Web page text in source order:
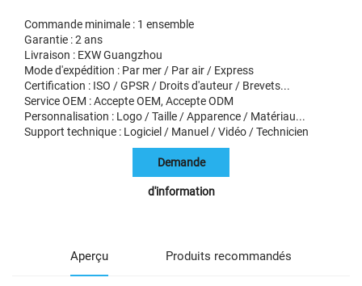
Commande minimale : 1 ensemble
Garantie : 2 ans
Livraison : EXW Guangzhou
Mode d'expédition : Par mer / Par air / Express
Certification : ISO / GPSR / Droits d'auteur / Brevets...
Service OEM : Accepte OEM, Accepte ODM
Personnalisation : Logo / Taille / Apparence / Matériau...
Support technique : Logiciel / Manuel / Vidéo / Technicien
Demande
d'information
Aperçu Produits recommandés